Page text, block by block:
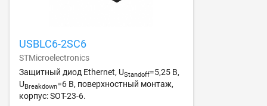
USBLC6-2SC6
STMicroelectronics
Защитный диод Ethernet, UStandoff=5,25 В,
UBreakdown=6 В, поверхностный монтаж,
корпус: SOT-23-6.